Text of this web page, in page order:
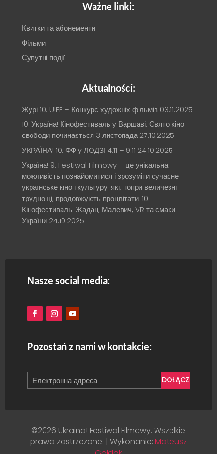
Ważne linki:
Квитки та абонементи
Фільми
Супутні події
Aktualności:
Журі 10. U!FF – Конкурс художніх фільмів 03.11.2025
10. Україна! Кінофестиваль у Варшаві. Свято кіно
свободи починається 3 листопада 27.10.2025
УКРАЇНА! 10. ФФ у ЛОДЗІ 4.11 – 9.11 24.10.2025
Україна! 9. Festiwal Filmowy – це унікальна
можливість познайомитися і зрозуміти сучасне
українське кіно і культуру, які, попри величезні
труднощі, продовжують процвітати, 10.
Кінофестиваль. Жадан, Малевич, VR та смаки
України 24.10.2025
Nasze social media:
Pozostań z nami w kontakcie:
DOŁĄCZ
©2026 Ukraina! Festiwal Filmowy. Wszelkie
prawa zastrzeżone. | Wykonanie: Mateusz